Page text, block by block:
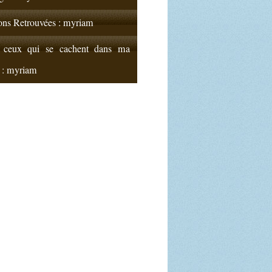
Retrouvées : myriam
ceux qui se cachent dans ma
: myriam